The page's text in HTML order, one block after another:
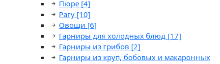
Пюре [4]
Рагу [10]
Овощи [6]
Гарниры для холодных блюд [17]
Гарниры из грибов [2]
Гарниры из круп, бобовых и макаронных